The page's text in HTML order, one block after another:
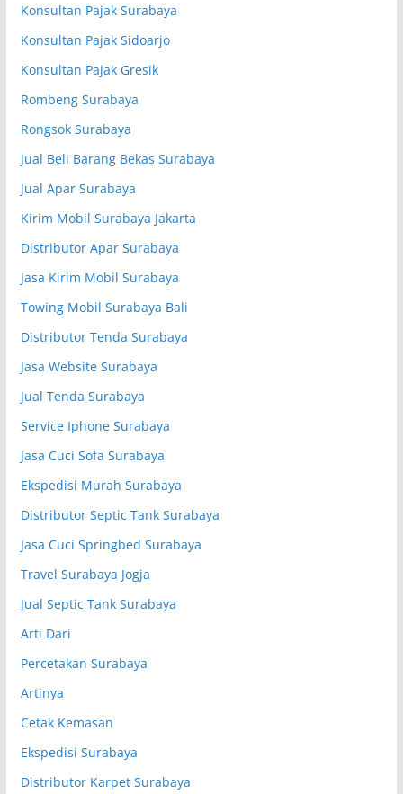
Konsultan Pajak Surabaya
Konsultan Pajak Sidoarjo
Konsultan Pajak Gresik
Rombeng Surabaya
Rongsok Surabaya
Jual Beli Barang Bekas Surabaya
Jual Apar Surabaya
Kirim Mobil Surabaya Jakarta
Distributor Apar Surabaya
Jasa Kirim Mobil Surabaya
Towing Mobil Surabaya Bali
Distributor Tenda Surabaya
Jasa Website Surabaya
Jual Tenda Surabaya
Service Iphone Surabaya
Jasa Cuci Sofa Surabaya
Ekspedisi Murah Surabaya
Distributor Septic Tank Surabaya
Jasa Cuci Springbed Surabaya
Travel Surabaya Jogja
Jual Septic Tank Surabaya
Arti Dari
Percetakan Surabaya
Artinya
Cetak Kemasan
Ekspedisi Surabaya
Distributor Karpet Surabaya